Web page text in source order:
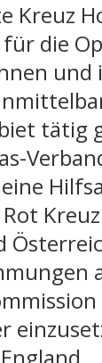
Kreuz
die
tätig